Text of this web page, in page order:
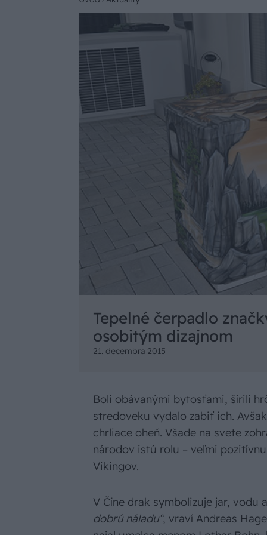
Tepelné čerpadlo
osobitým dizajnom
21. decembra 2015
Boli obávanými bytosťami, šírili
stredoveku vydalo zabiť ich.
chrliace oheň. Všade na svete
národov istú rolu – veľmi
Vikingov.
V Číne drak symbolizuje jar, vodu
dobrú náladu“, vraví Andreas